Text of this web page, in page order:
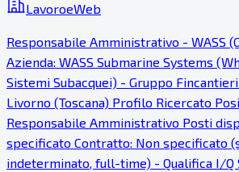
LavoroeWeb
Responsabile Amministrativo - WASS
Azienda: WASS Submarine Systems
Sistemi Subacquei) - Gruppo
Livorno (Toscana) Profilo Ricercato
Responsabile Amministrativo Posti
specificato Contratto: Non specificato
indeterminato, full-time) - Qualifica I/Q